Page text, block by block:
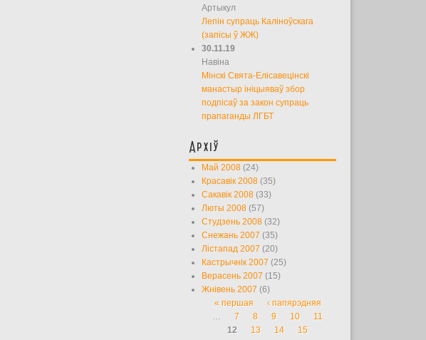
Артыкул
Лепін супраць Каліноўскага
(запісы ў ЖЖ)
30.11.19
Навіна
Мінскі Свята-Елісавецінскі
манастыр ініцыяваў збор
подпісаў за закон супраць
прапаганды ЛГБТ
Архіў
Май 2008 (24)
Красавік 2008 (35)
Сакавік 2008 (33)
Люты 2008 (57)
Студзень 2008 (32)
Снежань 2007 (35)
Лістапад 2007 (20)
Кастрычнік 2007 (25)
Верасень 2007 (15)
Жнівень 2007 (6)
Старонкі
« першая
‹ папярэдняя
…
7 8 9 10
11
12
13 14
15